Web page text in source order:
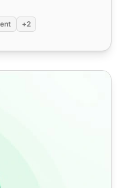
+2
definicja, strategie,